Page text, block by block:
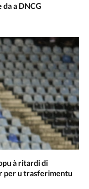
a DNCG
à ritardi di
per u trasferimentu